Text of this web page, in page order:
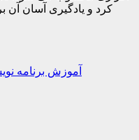
کرد و یادگیری آسان آن